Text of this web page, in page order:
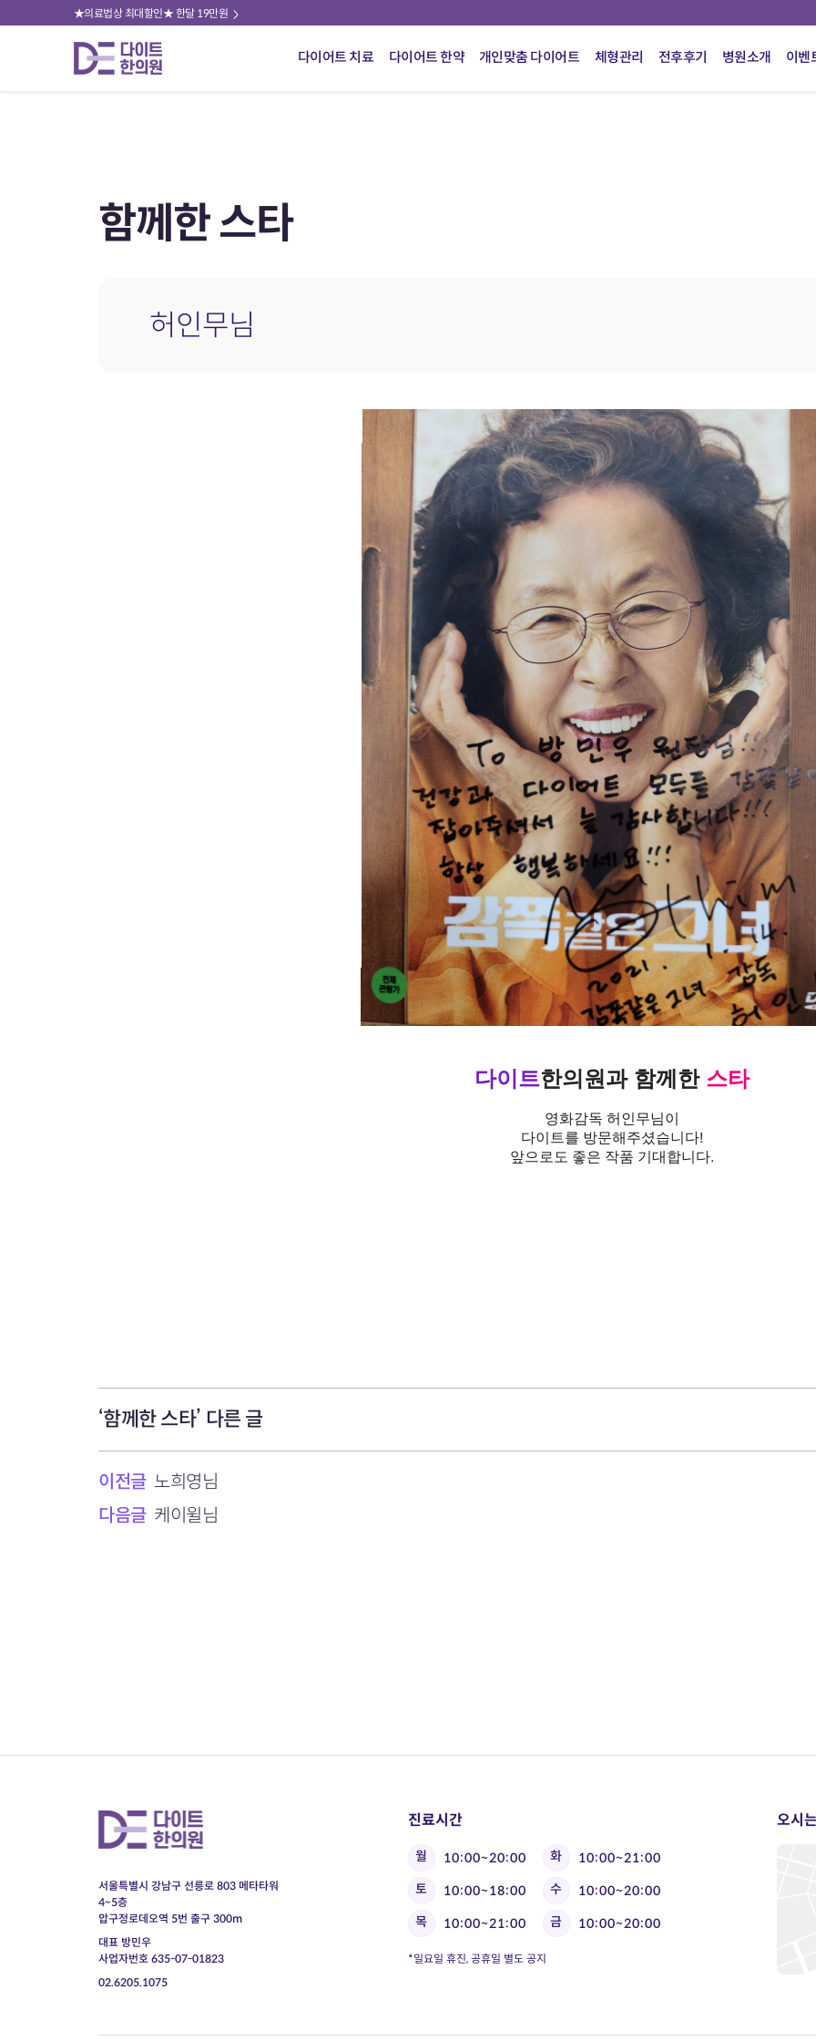
★의료법상 최대할인★ 한달 19만원
다이어트 치료 다이어트 한약 개인맞춤 다이어트 체형관리 전후후기 병원소개 이벤
함께한 스타
허인무님
다이트한의원 과함께한 스타
영화감독 허인무님이
다이트를 방문해주셨습니다!
앞으로도 좋은 작품 기대합니다.
‘함께한 스타’ 다른 글
이전글 노희영님
다음글 케이윌님
서울특별시 강남구 선릉로 803 메타타워
4~5층
압구정로데오역 5번 출구 300m
대표 방민우
사업자번호 635-07-01823
02.6205.1075
진료시간
월 10:00~20:00 화
10:00~21:00
토
10:00~18:00 수
10:00~20:00
목
10:00~21:00 금 10:00~20:00
*일요일 휴진, 공휴일 별도 공지
오시